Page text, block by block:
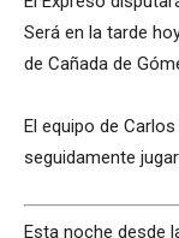
Será en la tarde
de Cañada de
El equipo de
seguidamente
Esta noche desde